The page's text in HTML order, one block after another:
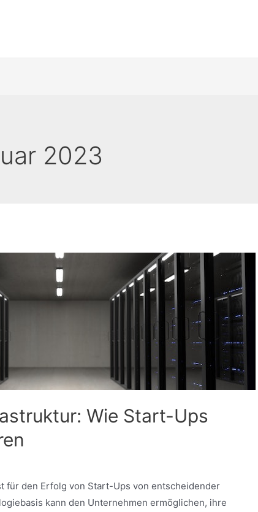
2023
Wie Start-Ups
für den Erfolg von Start-Ups von entscheidender
kann den Unternehmen ermöglichen, ihre